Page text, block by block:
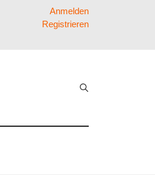
Anmelden
Registrieren